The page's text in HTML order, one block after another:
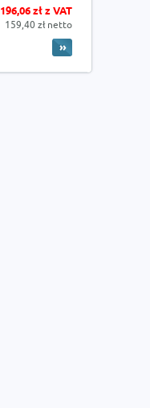
196,06 zł z VAT
159,40 zł netto